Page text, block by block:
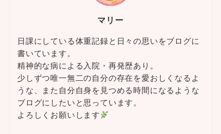
マリー
日課にしている体重記録と日々の思いをブログに
書いています。
精神的な病による入院・再発歴あり。
少しずつ唯一無二の自分の存在を愛おしくなるよ
うな、また自分自身を見つめる時間になるような
ブログにしたいと思っています。
よろしくお願いします